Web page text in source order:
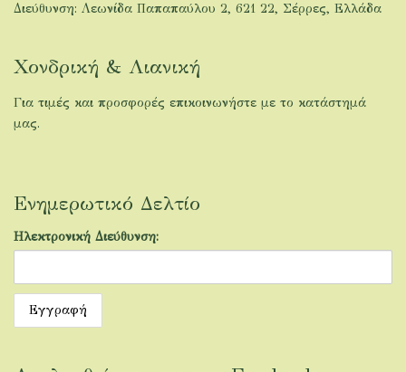
Διεύθυνση: Λεωνίδα Παπαπαύλου 2, 621 22, Σέρρες, Ελλάδα
Χονδρική & Λιανική
Για τιμές και προσφορές επικοινωνήστε με το κατάστημά
μας.
Ενημερωτικό Δελτίο
Ηλεκτρονική Διεύθυνση: